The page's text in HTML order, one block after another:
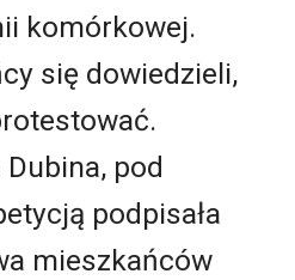
komórkowej.
się dowiedzieli,
Dubina, pod
podpisała
mieszkańców